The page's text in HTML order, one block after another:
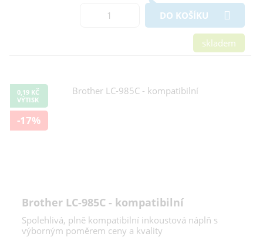
DO KOŠÍKU
skladem
0,19 KČ
VÝTISK
-17%
Brother LC-985C - kompatibilní
Spolehlivá, plně kompatibilní inkoustová náplň s
výborným poměrem ceny a kvality